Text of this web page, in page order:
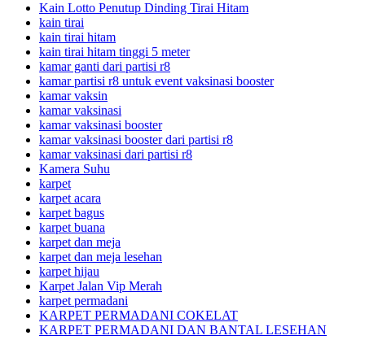
Kain Lotto Penutup Dinding Tirai Hitam
kain tirai
kain tirai hitam
kain tirai hitam tinggi 5 meter
kamar ganti dari partisi r8
kamar partisi r8 untuk event vaksinasi booster
kamar vaksin
kamar vaksinasi
kamar vaksinasi booster
kamar vaksinasi booster dari partisi r8
kamar vaksinasi dari partisi r8
Kamera Suhu
karpet
karpet acara
karpet bagus
karpet buana
karpet dan meja
karpet dan meja lesehan
karpet hijau
Karpet Jalan Vip Merah
karpet permadani
KARPET PERMADANI COKELAT
KARPET PERMADANI DAN BANTAL LESEHAN